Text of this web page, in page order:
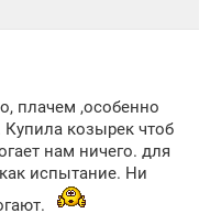
плачем ,особенно
козырек чтоб
нам ничего. для
испытание. Ни